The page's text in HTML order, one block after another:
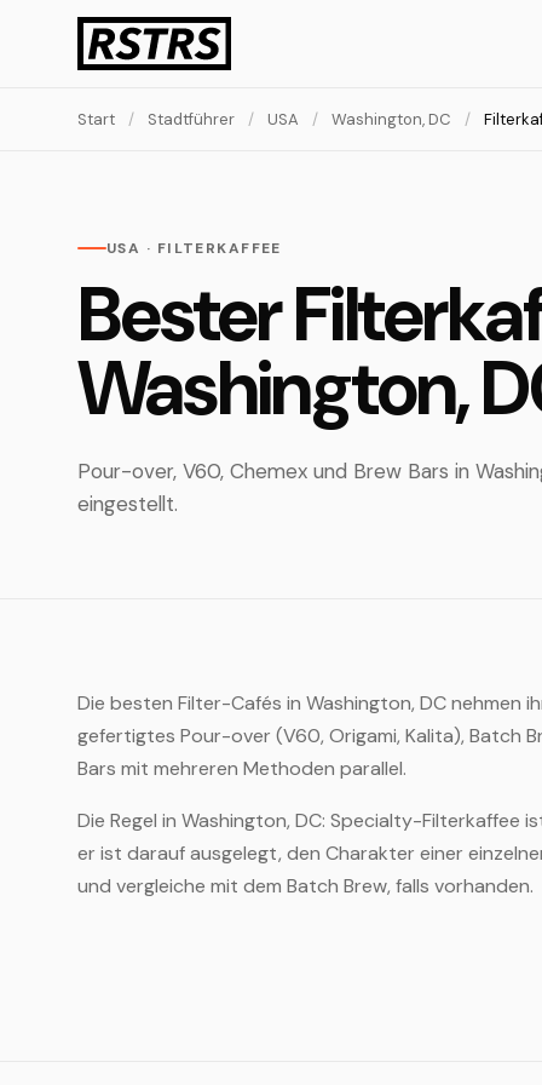
Start / Stadtführer / USA / Washington, DC /
USA · FILTERKAFFEE
Bester
Washington,
Pour-over, V60, Chemex und Brew Bars in
eingestellt.
Die besten Filter-Cafés in Washington, DC nehmen
gefertigtes Pour-over (V60, Origami, Kalita), Batch
Bars mit mehreren Methoden parallel.
Die Regel in Washington, DC: Specialty-
er ist darauf ausgelegt, den Charakter einer
und vergleiche mit dem Batch Brew, falls vorhanden.